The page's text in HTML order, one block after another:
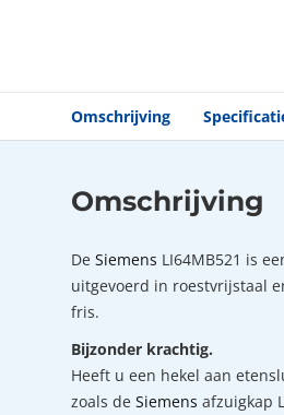
Omschrijving
Omschrijving
De Siemens LI64MB521 is
uitgevoerd in roestvrijstaal
fris.
Bijzonder krachtig.
Heeft u een hekel aan
zoals de Siemens afzuigkap